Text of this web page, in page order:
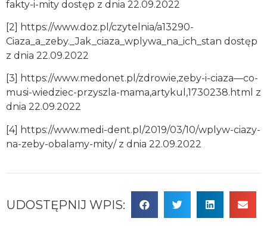
fakty-i-mity dostęp z dnia 22.09.2022
[2] https://www.doz.pl/czytelnia/a13290-
Ciaza_a_zeby._Jak_ciaza_wplywa_na_ich_stan dostęp
z dnia 22.09.2022
[3] https://www.medonet.pl/zdrowie,zeby-i-ciaza—co-
musi-wiedziec-przyszla-mama,artykul,1730238.html z
dnia 22.09.2022
[4] https://www.medi-dent.pl/2019/03/10/wplyw-ciazy-
na-zeby-obalamy-mity/ z dnia 22.09.2022
UDOSTĘPNIJ WPIS: